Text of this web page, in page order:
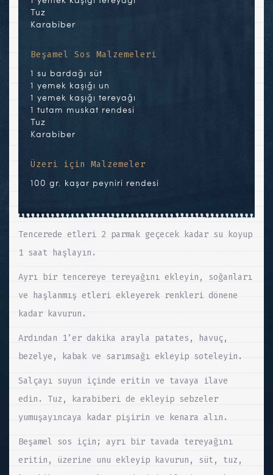
Tuz
Karabiber
Beşamel Sos Malzemeleri
1 su bardağı süt
1 yemek kaşığı un
1 yemek kaşığı tereyağı
1 tutam muskat rendesi
Tuz
Karabiber
Üzeri için Malzemeler
100 gr. kaşar peyniri rendesi
Tencerede etleri 2 parmak geçecek kadar su koyup
1 saat haşlayın.
Ayrı bir tencereye tereyağını ekleyin, soğanları
ve haşlanmış etleri ekleyerek renkleri dönene
kadar kavurun.
Ardından 1’er dakika arayla patates, havuç,
bezelye, kabak ve sarımsağı ekleyip soteleyin.
Salçayı suyun içinde eritin ve tavaya ilave
edin. Tuz, karabiberi de ekleyip sebzeler
yumuşayıncaya kadar pişirin ve kenara alın.
Beşamel sos için; ayrı bir tavada tereyağını
eritin, üzerine unu ekleyip kavurun, süt, tuz,